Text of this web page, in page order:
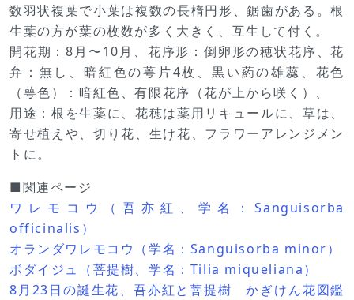
数羽状複葉で小葉は複数の長楕円形、鋸歯がある。根
生葉の方が葉の枚数が多く大きく、互生して付く。
開花期：8月〜10月、花序形：倒卵形の穂状花序、花
弁：無し、暗紅色の萼片4枚、黒い葯の雄蕊、花色
（萼色）：暗紅色、有限花序（花が上から咲く）、
用途：根を生薬に、花穂は薬用リキュールに、草は、
寄せ植えや、切り花、生け花、フラワーアレンジメン
トに。
■関連ページ
ワレモコウ（吾亦紅、学名：Sanguisorba
officinalis）
オランダワレモコウ（学名：Sanguisorba minor）
ボダイジュ（菩提樹、学名：Tilia miqueliana）
8月23日の誕生花、吾亦紅と菩提樹 かぎけん花図鑑